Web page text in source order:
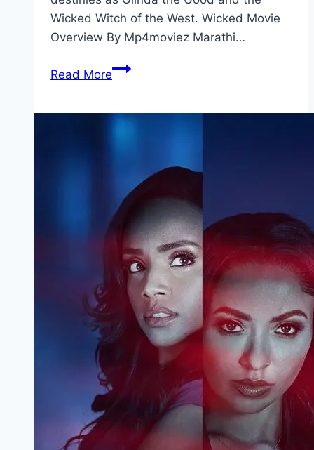
Wicked Witch of the West. Wicked Movie
Overview By Mp4moviez Marathi…
Read MoreWicked Movie
Filmyzilla